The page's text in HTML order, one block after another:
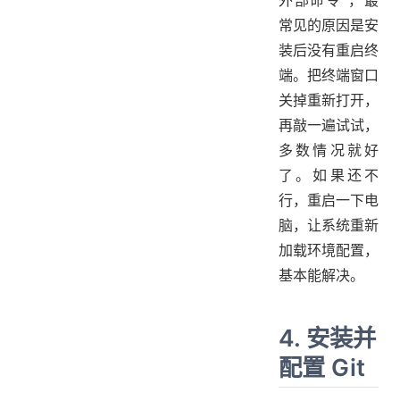
常见的原因是安
装后没有重启终
端。把终端窗口
关掉重新打开，
再敲一遍试试，
多数情况就好
了。如果还不
行，重启一下电
脑，让系统重新
加载环境配置，
基本能解决。
4. 安装并
配置 Git